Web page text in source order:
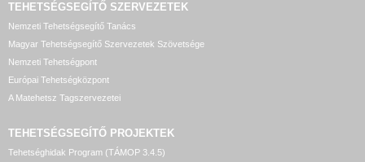
TEHETSÉGSEGÍTŐ SZERVEZETEK
Nemzeti Tehetségsegítő Tanács
Magyar Tehetségsegítő Szervezetek Szövetsége
Nemzeti Tehetségpont
Európai Tehetségközpont
A Matehetsz Tagszervezetei
TEHETSÉGSEGÍTŐ PROJEKTEK
Tehetséghidak Program (TÁMOP 3.4.5)